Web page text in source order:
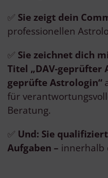
✅ Sie zeigt dein
professionellen
✅ Sie zeichnet dich
Titel „DAV-geprüfter
geprüfte Astrologin“
für
Beratung.
✅ Und: Sie
Aufgaben – innerhalb